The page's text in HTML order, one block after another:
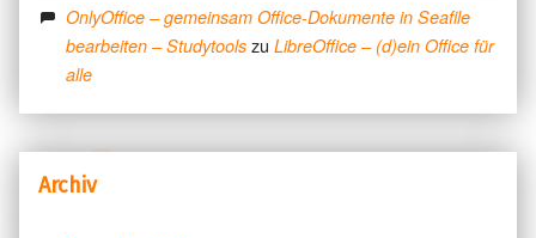
OnlyOffice – gemeinsam Office-Dokumente in Seafile
bearbeiten – Studytools zuLibreOffice – (d)ein Office für
alle
Archiv